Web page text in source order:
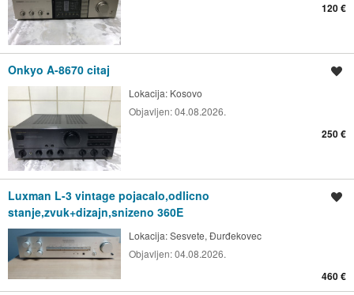
120 €
Onkyo A-8670 citaj
Lokacija: Kosovo
Objavljen:04.08.2026.
250 €
Luxman L-3 vintage pojacalo,odlicno
stanje,zvuk+dizajn,snizeno 360E
Lokacija:Sesvete, Đurđekovec
Objavljen:04.08.2026.
460 €